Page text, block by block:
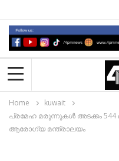
Home
kuwait
പ്രമേഹ മരുന്നുകൾ അടക്കം
ആരോഗ്യ മന്ത്രാലയം